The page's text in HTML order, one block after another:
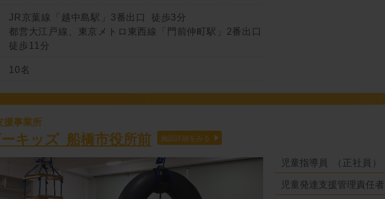
JR京葉線「越中島駅」3番出口 徒歩3分
都営大江戸線、東京メトロ東西線「門前仲町駅」2番出口
徒歩11分
10名
援事業所
キッズ 船橋市役所前
児童指導員 （正社員）
児童発達支援管理責任者